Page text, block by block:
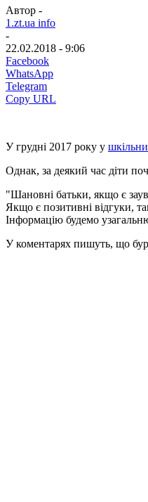
Автор -
1.zt.ua info
-
22.02.2018 - 9:06
Facebook
WhatsApp
Telegram
Copy URL
У грудні 2017 року у
Однак, за деякий час діти
"Шановні батьки, якщо є
Якщо є позитивні відгуки,
Інформацію будемо
У коментарях пишуть, що